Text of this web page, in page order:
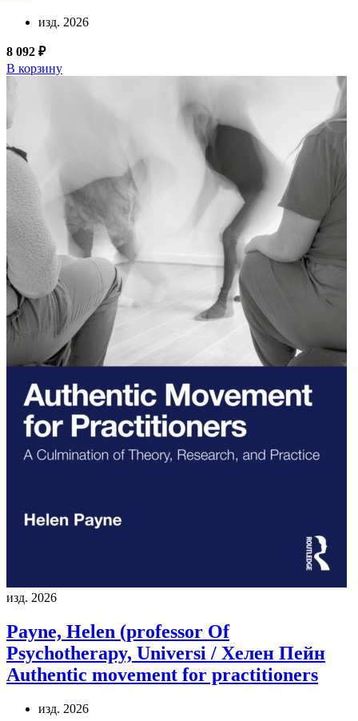
изд. 2026
8 092 ₽
В корзину
изд. 2026
Payne, Helen (professor Of
Psychotherapy, Universi / Хелен Пейн
Authentic movement for practitioners
изд. 2026